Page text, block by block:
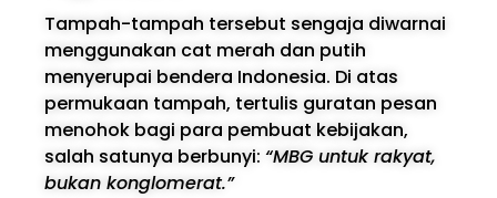
Tampah-tampah tersebut sengaja diwarnai
menggunakan cat merah dan putih
menyerupai bendera Indonesia. Di atas
permukaan tampah, tertulis guratan pesan
menohok bagi para pembuat kebijakan,
salah satunya berbunyi: “MBG untuk rakyat,
bukan konglomerat.”